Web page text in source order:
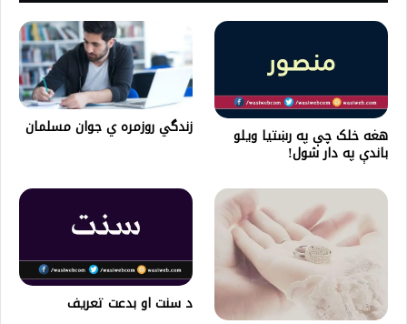
هغه خلک چې په رښتیا ویلو
باندې په دار شول!
زندگي روزمره ي جوان مسلمان
د سنت او بدعت تعریف